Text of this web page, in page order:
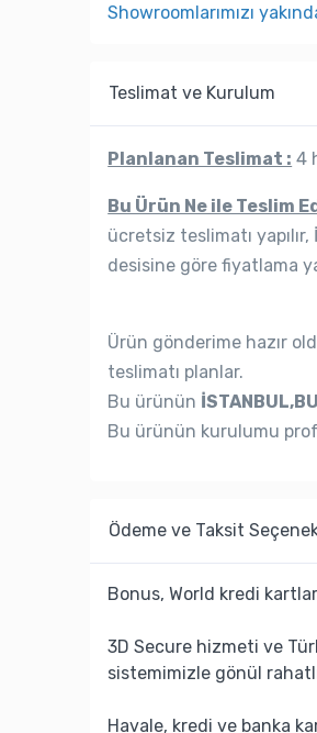
Showroomlarımızı
Teslimat ve Kurulum
Planlanan Teslimat : 4
Bu Ürün Ne ile Teslim
ücretsiz teslimatı yapılır,
desisine göre fiyatlama
Ürün gönderime hazır
teslimatı planlar.
Bu ürünün
Bu ürünün kurulumu
Ödeme ve Taksit
Bonus, World kredi
3D Secure hizmeti ve
sistemimizle gönül
Havale, kredi ve banka